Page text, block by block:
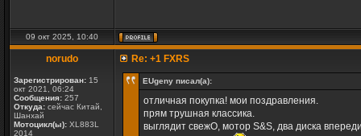
09 окт 2025, 10:40
norudo
Зарегистрирован: 15
окт 2021, 06:24
Сообщения: 257
Откуда: сейчас Китай,
Шанхай
Мотоцикл(ы): XL883L
2014
Re: +1 FXRS
EUgeny писал(а):
отличная покупка! мои поздравления.
прям трушная классика.
выглядит свежО, мотор S&S, два диска